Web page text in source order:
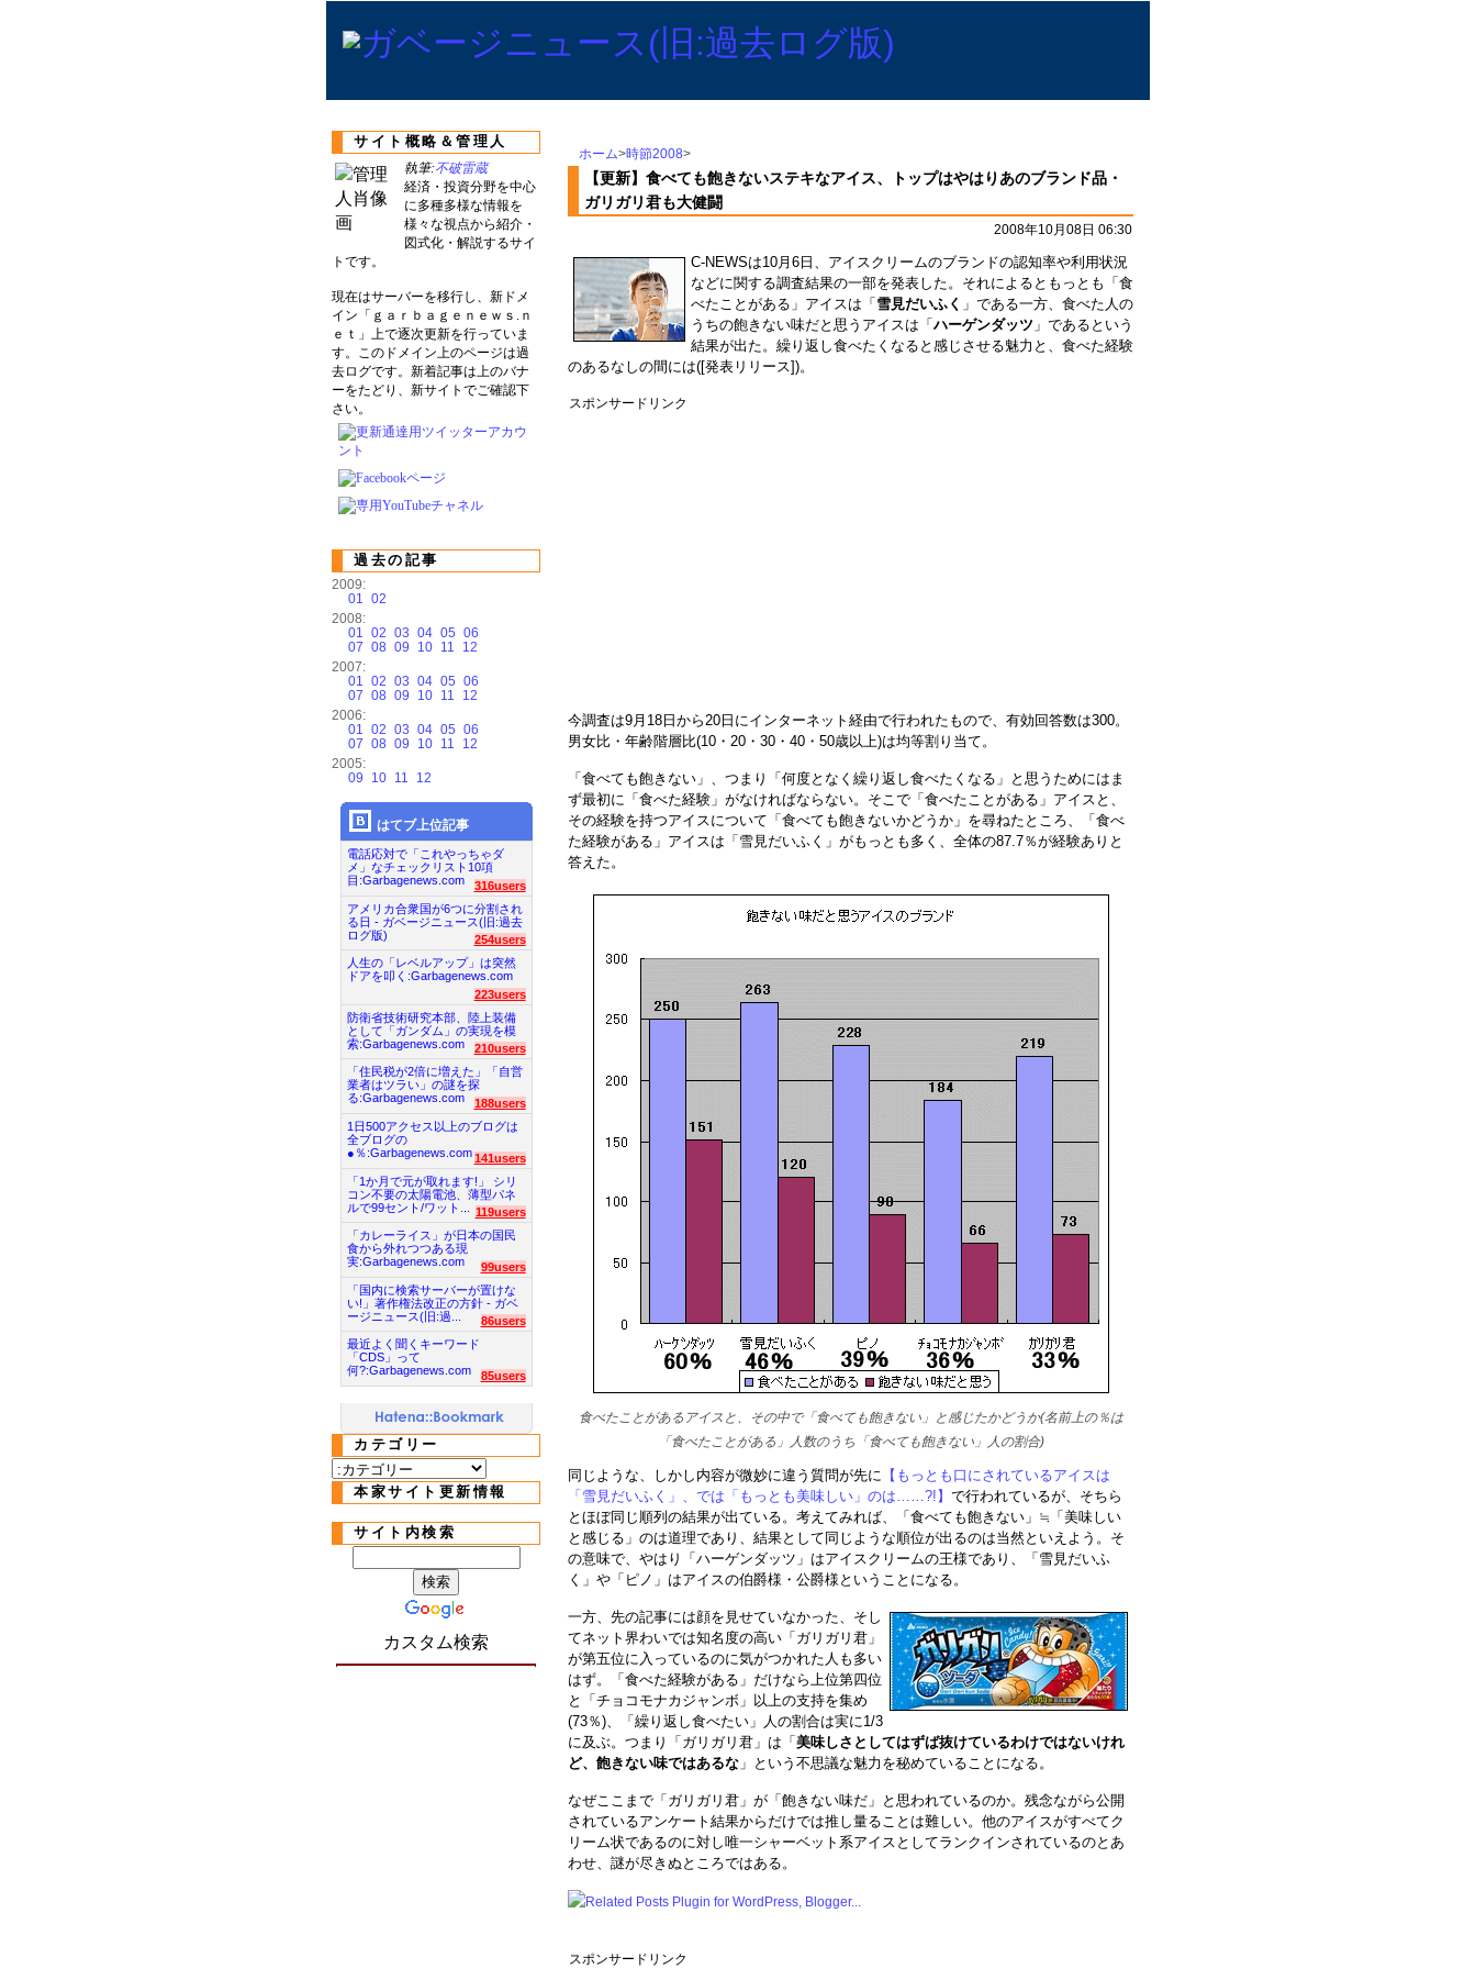
ホーム>時節2008>
【更新】食べても飽きないステキなアイス、トップはやはりあのブランド品・
ガリガリ君も大健闘
2008年10月08日 06:30
C-NEWSは10月6日、アイスクリームのブランドの認知率や利用状況
などに関する調査結果の一部を発表した。それによるともっとも「食
べたことがある」アイスは「 雪見だいふく 」である一方、食べた人の
うちの飽きない味だと思うアイスは「 ハーゲンダッツ 」であるという
結果が出た。繰り返し食べたくなると感じさせる魅力と、食べた経験
のあるなしの間には([発表リリース])。
スポンサードリンク
今調査は9月18日から20日にインターネット経由で行われたもので、有効回答数は300。
男女比・年齢階層比(10・20・30・40・50歳以上)は均等割り当て。
「食べても飽きない」、つまり「何度となく繰り返し食べたくなる」と思うためにはま
ず最初に「食べた経験」がなければならない。そこで「食べたことがある」アイスと、
その経験を持つアイスについて「食べても飽きないかどうか」を尋ねたところ、「食べ
た経験がある」アイスは「雪見だいふく」がもっとも多く、全体の87.7％が経験ありと
答えた。
食べたことがあるアイスと、その中で「食べても飽きない」と感じたかどうか(名前上の％は
「食べたことがある」人数のうち「食べても飽きない」人の割合)
同じような、しかし内容が微妙に違う質問が先に 【もっとも口にされているアイスは
「雪見だいふく」、では「もっとも美味しい」のは……?!】 で行われているが、そちら
とほぼ同じ順列の結果が出ている。考えてみれば、「食べても飽きない」≒「美味しい
と感じる」のは道理であり、結果として同じような順位が出るのは当然といえよう。そ
の意味で、やはり「ハーゲンダッツ」はアイスクリームの王様であり、「雪見だいふ
く」や「ピノ」はアイスの伯爵様・公爵様ということになる。
一方、先の記事には顔を見せていなかった、そし
てネット界わいでは知名度の高い「ガリガリ君」
が第五位に入っているのに気がつかれた人も多い
はず。「食べた経験がある」だけなら上位第四位
と「チョコモナカジャンボ」以上の支持を集め
(73％)、「繰り返し食べたい」人の割合は実に1/3
に及ぶ。つまり「ガリガリ君」は「 美味しさとしてはずば抜けているわけではないけれ
ど、飽きない味ではあるな 」という不思議な魅力を秘めていることになる。
なぜここまで「ガリガリ君」が「飽きない味だ」と思われているのか。残念ながら公開
されているアンケート結果からだけでは推し量ることは難しい。他のアイスがすべてク
リーム状であるのに対し唯一シャーベット系アイスとしてランクインされているのとあ
わせ、謎が尽きぬところではある。
スポンサードリンク
サイト概略＆管理人
執筆:不破雷蔵
経済・投資分野を中心
に多種多様な情報を
様々な視点から紹介・
図式化・解説するサイ
トです。
現在はサーバーを移行し、新ドメ
イン「ｇａｒｂａｇｅｎｅｗｓ.ｎ
ｅｔ」上で逐次更新を行っていま
す。このドメイン上のページは過
去ログです。新着記事は上のバナ
ーをたどり、新サイトでご確認下
さい。
過去の記事
2009:
01 02
2008:
01 02 03 04 05 06
07 08 09 10 11
12
2007:
01 02 03 04 05 06
07 08 09 10 11
12
2006:
01 02 03 04 05 06
07 08 09 10 11
12
2005:
09
10 11 12
はてブ上位記事
電話応対で「これやっちゃダ
メ」なチェックリスト10項
目:Garbagenews.com
316users
アメリカ合衆国が6つに分割され
る日 - ガベージニュース(旧:過去
ログ版)
254users
人生の「レベルアップ」は突然
ドアを叩く:Garbagenews.com
223users
防衛省技術研究本部、陸上装備
として「ガンダム」の実現を模
索:Garbagenews.com
210users
「住民税が2倍に増えた」「自営
業者はツラい」の謎を探
る:Garbagenews.com
188users
1日500アクセス以上のブログは
全ブログの
●％:Garbagenews.com 141users
「1か月で元が取れます!」 シリ
コン不要の太陽電池、薄型パネ
ルで99セント/ワット...
119users
「カレーライス」が日本の国民
食から外れつつある現
実:Garbagenews.com
99users
「国内に検索サーバーが置けな
い!」著作権法改正の方針 - ガベ
ージニュース(旧:過...
86users
最近よく聞くキーワード
「CDS」って
何?:Garbagenews.com
85users
カテゴリー
本家サイト更新情報
サイト内検索
カスタム検索